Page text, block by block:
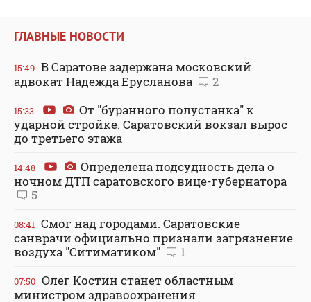
ГЛАВНЫЕ НОВОСТИ
15:49 В Саратове задержана московский
адвокат Надежда Ерусланова
2
15:33
От "буранного полустанка" к
ударной стройке. Саратовский вокзал вырос
до третьего этажа
14:48
Определена подсудность дела о
ночном ДТП саратовского вице-губернатора
5
08:41 Смог над городами. Саратовские
санврачи официально признали загрязнение
воздуха "Ситиматиком"
1
07:50 Олег Костин станет областным
министром здравоохранения